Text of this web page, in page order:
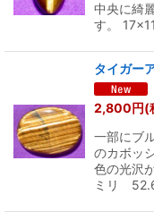
中央に綺
す。
タイガー
2,800円(
一部にブ
のカボッ
色の光沢
ミリ